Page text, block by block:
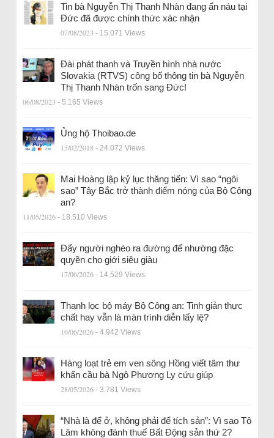
Tin bà Nguyễn Thị Thanh Nhàn đang ẩn náu tại
Đức đã được chính thức xác nhận
07/08/2023 - 15.071 Views
Đài phát thanh và Truyền hình nhà nước
Slovakia (RTVS) công bố thông tin bà Nguyễn
Thị Thanh Nhàn trốn sang Đức!
06/08/2023 - 5.165 Views
Ủng hộ Thoibao.de
15/02/2018 - 24.072 Views
Mai Hoàng lập kỷ lục thăng tiến: Vì sao “ngôi
sao” Tây Bắc trở thành điểm nóng của Bộ Công
an?
11/05/2026 - 18.510 Views
Đẩy người nghèo ra đường để nhường đặc
quyền cho giới siêu giàu
17/06/2026 - 14.529 Views
Thanh lọc bộ máy Bộ Công an: Tinh giản thực
chất hay vẫn là màn trình diễn lấy lệ?
16/06/2026 - 4.942 Views
Hàng loạt trẻ em ven sông Hồng viết tâm thư
khẩn cầu bà Ngô Phương Ly cứu giúp
28/05/2026 - 3.781 Views
“Nhà là để ở, không phải để tích sản”: Vì sao Tô
Lâm không đánh thuế Bất Động sản thứ 2?